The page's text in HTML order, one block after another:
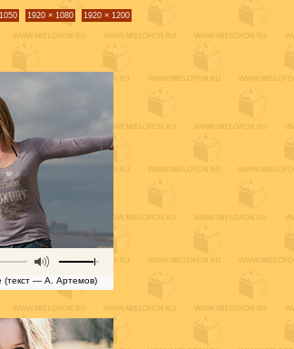
1920 × 1080 1920 × 1200
(текст — А. Артемов)